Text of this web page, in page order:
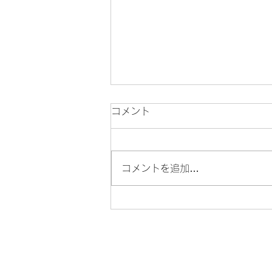
髪質改善トリートメントで後
コメント
コメントを追加…